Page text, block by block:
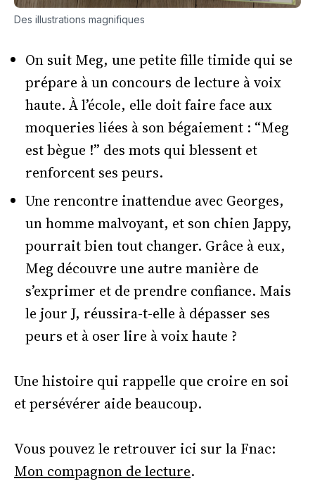
Des illustrations magnifiques
On suit Meg, une petite fille timide qui se
prépare à un concours de lecture à voix
haute. À l’école, elle doit faire face aux
moqueries liées à son bégaiement : “Meg
est bègue !” des mots qui blessent et
renforcent ses peurs.
Une rencontre inattendue avec Georges,
un homme malvoyant, et son chien Jappy,
pourrait bien tout changer. Grâce à eux,
Meg découvre une autre manière de
s’exprimer et de prendre confiance. Mais
le jour J, réussira-t-elle à dépasser ses
peurs et à oser lire à voix haute ?
Une histoire qui rappelle que croire en soi
et persévérer aide beaucoup.
Vous pouvez le retrouver ici sur la Fnac:
Mon compagnon de lecture.